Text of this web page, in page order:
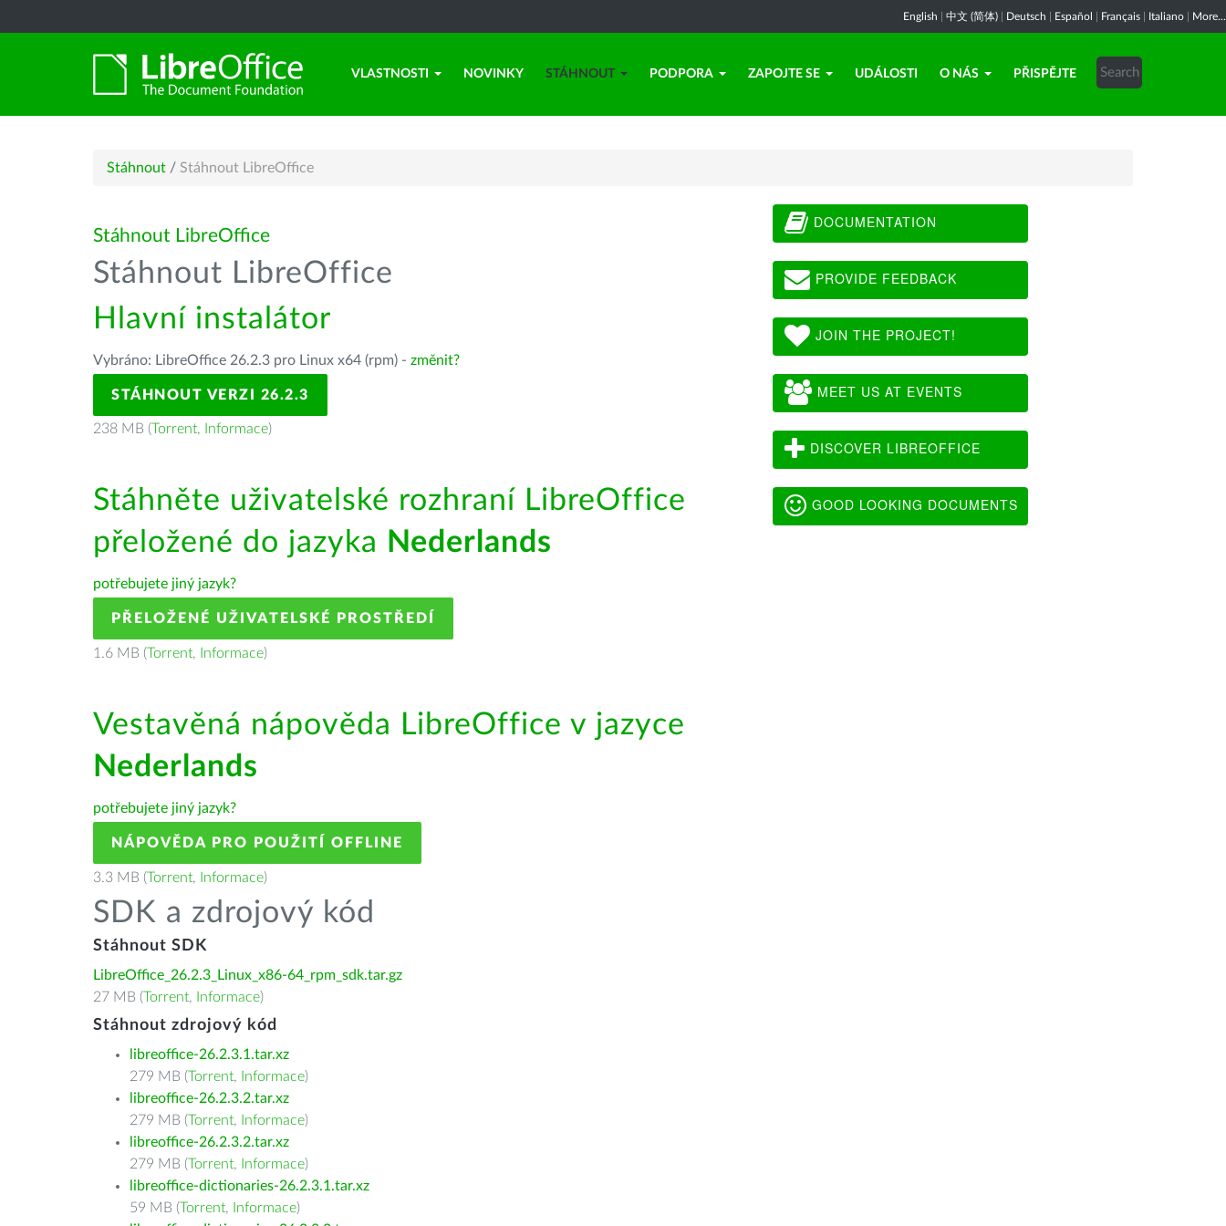
English 中文 (简体) Deutsch Español Français Italiano More...
VLASTNOSTI NOVINKY STÁHNOUT PODPORA ZAPOJTE SE UDÁLOSTI O NÁS PŘISPĚJTE
Stáhnout / Stáhnout LibreOffice
Stáhnout LibreOffice
Stáhnout LibreOffice
Hlavní instalátor
Vybráno: LibreOffice 26.2.3 pro Linux x64 (rpm) - změnit?
STÁHNOUT VERZI 26.2.3
238 MB (Torrent, Informace)
Stáhněte uživatelské rozhraní LibreOffice
přeložené do jazyka Nederlands
potřebujete jiný jazyk?
PŘELOŽENÉ UŽIVATELSKÉ PROSTŘEDÍ
1.6 MB (Torrent, Informace)
Vestavěná nápověda LibreOffice v jazyce
Nederlands
potřebujete jiný jazyk?
NÁPOVĚDA PRO POUŽITÍ OFFLINE
3.3 MB (Torrent, Informace)
SDK a zdrojový kód
Stáhnout SDK
LibreOffice_26.2.3_Linux_x86-64_rpm_sdk.tar.gz
27 MB (Torrent, Informace)
Stáhnout zdrojový kód
libreoffice-26.2.3.1.tar.xz
279 MB (Torrent, Informace)
libreoffice-26.2.3.2.tar.xz
279 MB (Torrent, Informace)
libreoffice-26.2.3.2.tar.xz
279 MB (Torrent, Informace)
libreoffice-dictionaries-26.2.3.1.tar.xz
59 MB (Torrent, Informace)
DOCUMENTATION
PROVIDE FEEDBACK
JOIN THE PROJECT!
MEET US AT EVENTS
DISCOVER LIBREOFFICE
GOOD LOOKING DOCUMENTS